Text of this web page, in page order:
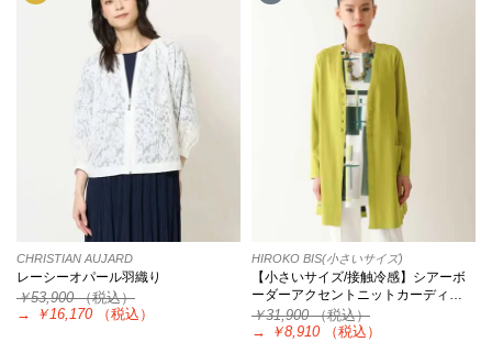
CHRISTIAN AUJARD
レーシーオパール羽織り
￥53,900（税込）
→
￥16,170 （税込）
HIROKO BIS(小さいサイズ)
【小さいサイズ/接触冷感】シアーボ
ーダーアクセントニットカーディ…
￥31,900（税込）
→
￥8,910 （税込）